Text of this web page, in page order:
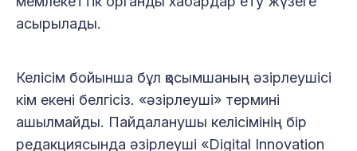
асырылады.
Келісім бойынша бұл қосымшаның әзірлеушісі
кім екені белгісіз. «әзірлеуші» термині
ашылмайды. Пайдаланушы келісімінің бір
редакциясында әзірлеуші «Digital Innovation